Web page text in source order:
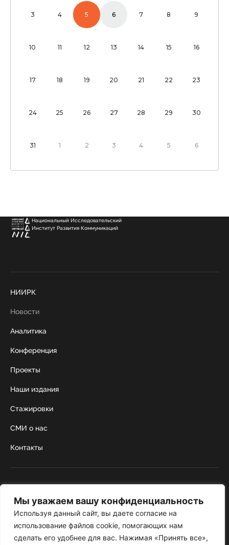
Мы уважаем вашу конфиденциальность
Используя данный сайт, вы даете согласие на
использование файлов cookie, помогающих нам
сделать его удобнее для вас. Нажимая «Принять все»,
3 4 5 6 7 8 9
10 11 12 13 14 15 16
17 18 19 20 21 22 23
24 25 26 27 28 29 30
31 1 2 3 4 5 6
Национальный Исследовательский
Институт Развития Коммуникаций
НИИРК
Новости
Аналитика
Конференция
Проекты
Наши издания
Стажировки
СМИ о нас
Контакты
+7 495 252 67 88
institut@nicrus.ru